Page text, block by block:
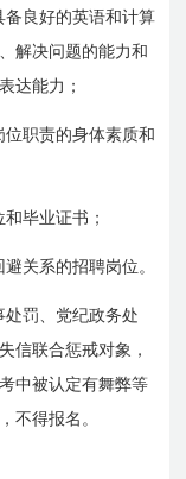
备良好的英语和计算
解决问题的能力和
达能力；
位职责的身体素质和
毕业证书；
关系的招聘岗位。
罚、党纪政务处
信联合惩戒对象，
中被认定有舞弊等
不得报名。